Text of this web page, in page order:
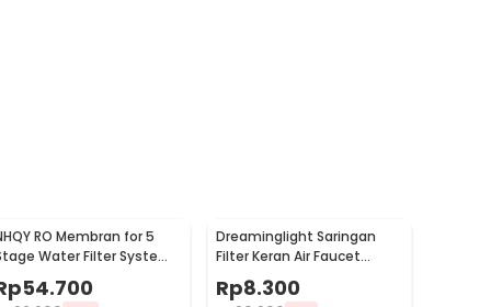
RO Membran for 5
Water Filter System
54.700
Dreaminglight Saringan
Filter Keran Air Faucet
Medical Water Purifier -
M25
Rp8.300